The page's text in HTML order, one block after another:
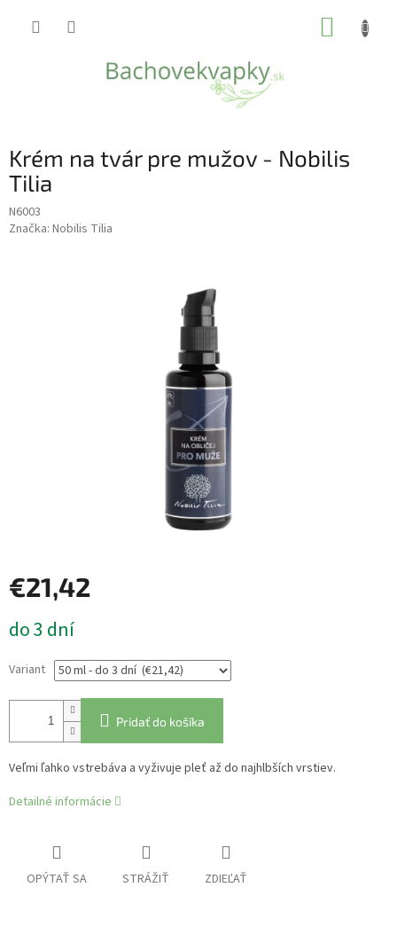
Krém na tvár pre mužov - Nobilis
Tilia
N6003
Značka: Nobilis Tilia
€21,42
cena:
do 3 dní
Variant
Pridať do košíka
Veľmi ľahko vstrebáva a vyživuje pleť až do najhlbších vrstiev.
Detailné informácie
OPÝTAŤ SA STRÁŽIŤ ZDIEĽAŤ